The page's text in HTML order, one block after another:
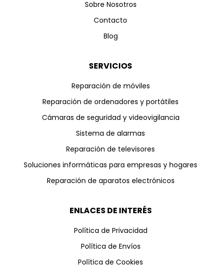
Sobre Nosotros
Contacto
Blog
SERVICIOS
Reparación de móviles
Reparación de ordenadores y portátiles
Cámaras de seguridad y videovigilancia
Sistema de alarmas
Reparación de televisores
Soluciones informáticas para empresas y hogares
Reparación de aparatos electrónicos
ENLACES DE INTERÉS
Política de Privacidad
Política de Envíos
Política de Cookies